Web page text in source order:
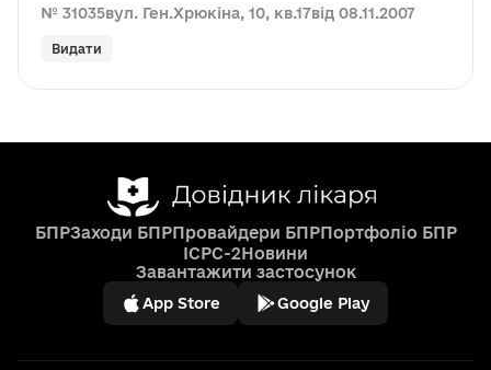
№ 31035вул. Ген.Хрюкіна, 10, кв.17від 08.11.2007
Видати
БПРЗаходи БПРПровайдери БПРПортфоліо БПР
ICPC-2Новини
Завантажити застосунок
App Store Google Play